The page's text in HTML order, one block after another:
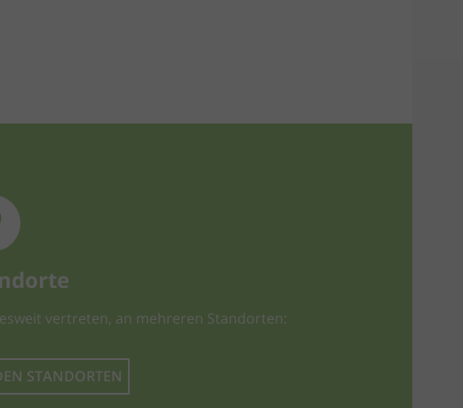
vertreten, an mehreren Standorten:
STANDORTEN